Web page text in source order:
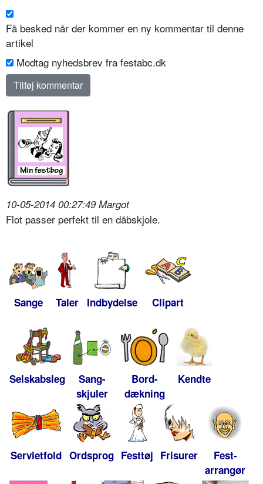
Få besked når der kommer en ny kommentar til denne
artikel
Modtag nyhedsbrev fra festabc.dk
10-05-2014 00:27:49 Margot
Flot passer perfekt til en dåbskjole.
Sange Taler Indbydelse Clipart
Selskabsleg
Sang-
skjuler
Bord-
dækning
Kendte
Servietfold Ordsprog Festtøj Frisurer
Fest-
arrangør